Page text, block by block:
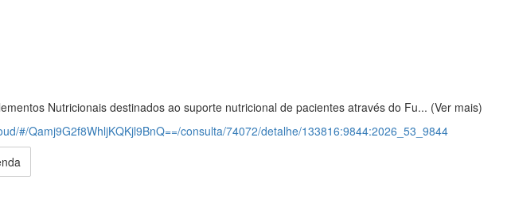
Nutricionais destinados ao suporte nutricional de pacientes através do Fu... (Ver mais)
#/Qamj9G2f8WhljKQKjl9BnQ==/consulta/74072/detalhe/133816:9844:2026_53_9844